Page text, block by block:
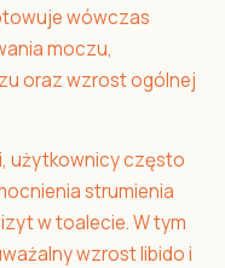
wówczas
moczu,
oraz wzrost ogólnej
użytkownicy często
strumienia
w toalecie. W tym
wzrost libido i